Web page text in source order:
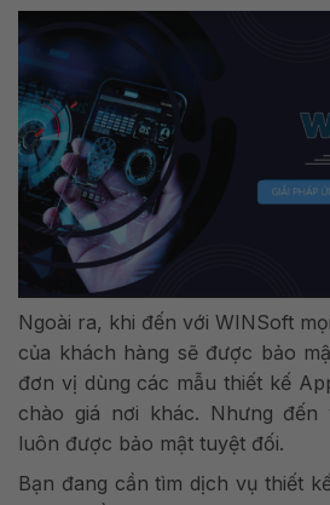
Ngoài ra, khi đến với WINSoft
của khách hàng sẽ được bảo
đơn vị dùng các mẫu thiết kế
chào giá nơi khác. Nhưng
luôn được bảo mật tuyệt đối.
Bạn đang cần tìm dịch vụ thiết